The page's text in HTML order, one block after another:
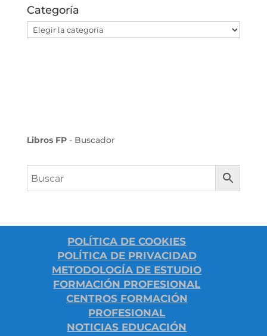
Categoría
Categoría
Libros FP- Buscador
POLÍTICA DE COOKIES
POLÍTICA DE PRIVACIDAD
METODOLOGÍA DE ESTUDIO
FORMACIÓN PROFESIONAL
CENTROS FORMACIÓN
PROFESIONAL
NOTICIAS EDUCACIÓN